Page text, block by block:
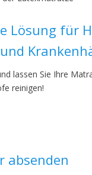
Lösung für
lassen Sie Ihre
reinigen!
absenden